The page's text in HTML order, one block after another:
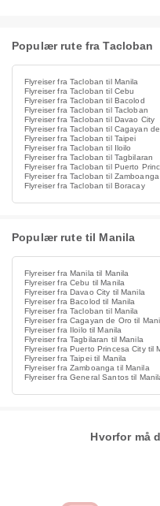
Populær rute fra Tacloban
Flyreiser fra Tacloban til Manila
Flyreiser fra Tacloban til Cebu
Flyreiser fra Tacloban til Bacolod
Flyreiser fra Tacloban til Tacloban
Flyreiser fra Tacloban til Davao City
Flyreiser fra Tacloban til Cagayan
Flyreiser fra Tacloban til Taipei
Flyreiser fra Tacloban til Iloilo
Flyreiser fra Tacloban til Tagbilaran
Flyreiser fra Tacloban til Puerto
Flyreiser fra Tacloban til Zamboanga
Flyreiser fra Tacloban til Boracay
Populær rute til Manila
Flyreiser fra Manila til Manila
Flyreiser fra Cebu til Manila
Flyreiser fra Davao City til Manila
Flyreiser fra Bacolod til Manila
Flyreiser fra Tacloban til Manila
Flyreiser fra Cagayan de Oro til
Flyreiser fra Iloilo til Manila
Flyreiser fra Tagbilaran til Manila
Flyreiser fra Puerto Princesa City til
Flyreiser fra Taipei til Manila
Flyreiser fra Zamboanga til Manila
Flyreiser fra General Santos til
Hvorfor må